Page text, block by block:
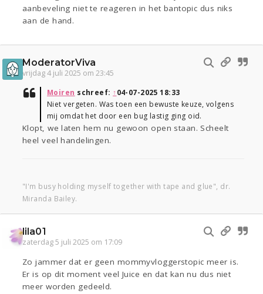
aanbeveling niet te reageren in het bantopic dus niks
aan de hand.
ModeratorViva
vrijdag 4 juli 2025 om 23:45
Moiren schreef: ↑04-07-2025 18:33
Niet vergeten. Was toen een bewuste keuze, volgens
mij omdat het door een bug lastig ging oid.
Klopt, we laten hem nu gewoon open staan. Scheelt
heel veel handelingen.
"I'm busy holding myself together with tape and glue", dr.
Miranda Bailey.
lila01
zaterdag 5 juli 2025 om 17:09
Zo jammer dat er geen mommyvloggerstopic meer is.
Er is op dit moment veel Juice en dat kan nu dus niet
meer worden gedeeld.